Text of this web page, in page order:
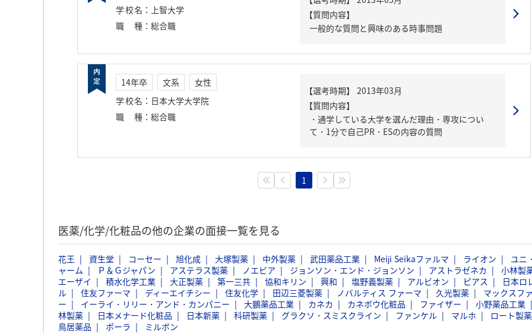
学校名 ： 上智大学
職種 ： 総合職
【質問内容】
一般的な質問と興味のある時事問題
14年卒 文系
女性
学校名 ： 日本大学大学院
職種 ： 総合職
【質問内容】
・通学している大学を選んだ理由・専攻につい
て・1分で自己PR・ESの内容の質問
1
医薬/化学/化粧品の他の企業の面接一覧を見る
花王 資生堂 コーセー 旭化成 大塚製薬 中外製薬 武田薬品工業 Meiji Seikaファルマ ライオン
ユニ
ャーム
Ｐ＆Ｇジャパン アステラス製薬 ノエビア ジョンソン・エンド・ジョンソン アストラゼネカ
小林製
エーザイ
積水化学工業 大正製薬 第一三共 協和キリン 興和 塩野義製薬 アルビオン ピアス
日本ロ
ル
住友ファーマ ディーエイチシー 住友化学 田辺三菱製薬 ノバルティス ファーマ 久光製薬
マックスフ
ー
イーライ・リリー・アンド・カンパニー 大鵬薬品工業 カネカ カネボウ化粧品 ファイザー
小野薬品工業
林製薬
日本メナード化粧品 日本新薬 科研製薬 グラクソ・スミスクライン ファンケル マルホ
ロート製薬
鳥居薬品
ポーラ ミルボン